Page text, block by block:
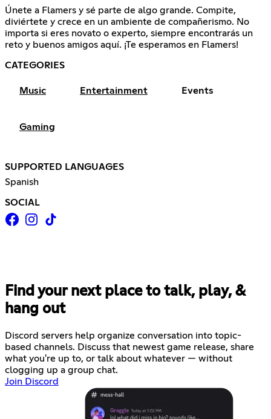
Únete a Flamers y sé parte de algo grande. Compite,
diviértete y crece en un ambiente de compañerismo. No
importa si eres novato o experto, siempre encontrarás un
reto y buenos amigos aquí. ¡Te esperamos en Flamers!
CATEGORIES
Music Entertainment Events
Gaming
SUPPORTED LANGUAGES
Spanish
SOCIAL
Find your next place to talk, play, &
hang out
Discord servers help organize conversation into topic-
based channels. Discuss that newest game release, share
what you're up to, or talk about whatever — without
clogging up a group chat.
Join Discord